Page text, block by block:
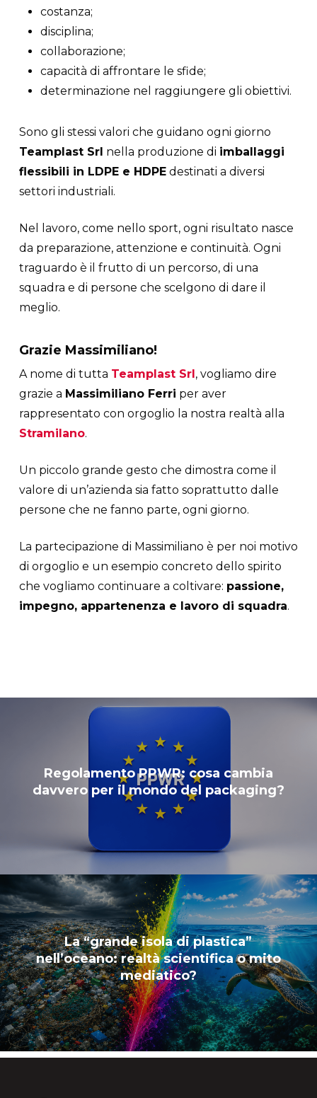
costanza;
disciplina;
collaborazione;
capacità di affrontare le sfide;
determinazione nel raggiungere gli obiettivi.
Sono gli stessi valori che guidano ogni giorno
Teamplast Srl nella produzione di imballaggi
flessibili in LDPE e HDPEdestinati a diversi
settori industriali.
Nel lavoro, come nello sport, ogni risultato nasce
da preparazione, attenzione e continuità. Ogni
traguardo è il frutto di un percorso, di una
squadra e di persone che scelgono di dare il
meglio.
Grazie Massimiliano!
A nome di tutta Teamplast Srl, vogliamo dire
grazie a Massimiliano Ferri per aver
rappresentato con orgoglio la nostra realtà alla
Stramilano.
Un piccolo grande gesto che dimostra come il
valore di un’azienda sia fatto soprattutto dalle
persone che ne fanno parte, ogni giorno.
La partecipazione di Massimiliano è per noi motivo
di orgoglio e un esempio concreto dello spirito
che vogliamo continuare a coltivare: passione,
impegno, appartenenza e lavoro di squadra.
Regolamento PPWR: cosa cambia
davvero per il mondo del packaging?
La “grande isola di plastica”
nell’oceano: realtà scientifica o mito
mediatico?